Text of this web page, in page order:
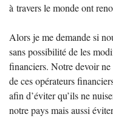
à travers le monde ont
Alors je me demande si
sans possibilité de les
financiers. Notre devoir
de ces opérateurs
afin d’éviter qu’ils ne
notre pays mais aussi